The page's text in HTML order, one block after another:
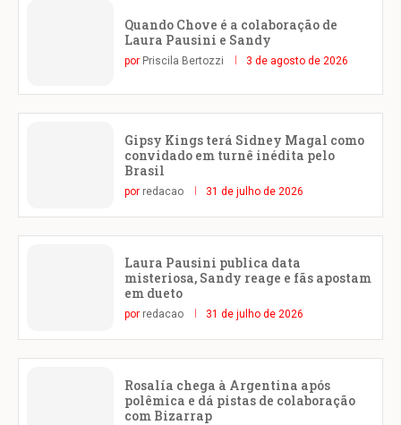
Quando Chove é a colaboração de
Laura Pausini e Sandy
por Priscila Bertozzi 3 de agosto de 2026
Gipsy Kings terá Sidney Magal como
convidado em turnê inédita pelo
Brasil
por redacao 31 de julho de 2026
Laura Pausini publica data
misteriosa, Sandy reage e fãs apostam
em dueto
por redacao 31 de julho de 2026
Rosalía chega à Argentina após
polêmica e dá pistas de colaboração
com Bizarrap